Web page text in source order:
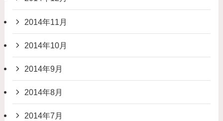
2014年11月
2014年10月
2014年9月
2014年8月
2014年7月